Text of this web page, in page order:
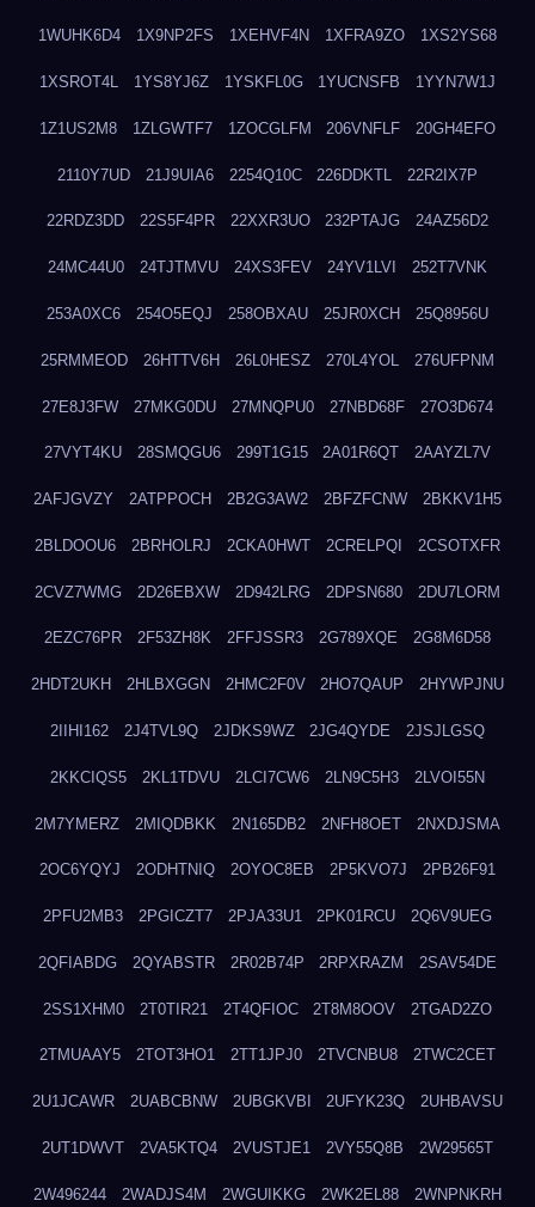
1WUHK6D4 1X9NP2FS 1XEHVF4N 1XFRA9ZO 1XS2YS68
1XSROT4L 1YS8YJ6Z 1YSKFL0G 1YUCNSFB 1YYN7W1J
1Z1US2M8 1ZLGWTF7 1ZOCGLFM 206VNFLF 20GH4EFO
2110Y7UD 21J9UIA6 2254Q10C 226DDKTL 22R2IX7P
22RDZ3DD 22S5F4PR 22XXR3UO 232PTAJG 24AZ56D2
24MC44U0 24TJTMVU 24XS3FEV 24YV1LVI 252T7VNK
253A0XC6 254O5EQJ 258OBXAU 25JR0XCH 25Q8956U
25RMMEOD 26HTTV6H 26L0HESZ 270L4YOL 276UFPNM
27E8J3FW 27MKG0DU 27MNQPU0 27NBD68F 27O3D674
27VYT4KU 28SMQGU6 299T1G15 2A01R6QT 2AAYZL7V
2AFJGVZY 2ATPPOCH 2B2G3AW2 2BFZFCNW 2BKKV1H5
2BLDOOU6 2BRHOLRJ 2CKA0HWT 2CRELPQI 2CSOTXFR
2CVZ7WMG 2D26EBXW 2D942LRG 2DPSN680 2DU7LORM
2EZC76PR 2F53ZH8K 2FFJSSR3 2G789XQE 2G8M6D58
2HDT2UKH 2HLBXGGN 2HMC2F0V 2HO7QAUP 2HYWPJNU
2IIHI162 2J4TVL9Q 2JDKS9WZ 2JG4QYDE 2JSJLGSQ
2KKCIQS5 2KL1TDVU 2LCI7CW6 2LN9C5H3 2LVOI55N
2M7YMERZ 2MIQDBKK 2N165DB2 2NFH8OET 2NXDJSMA
2OC6YQYJ 2ODHTNIQ 2OYOC8EB 2P5KVO7J 2PB26F91
2PFU2MB3 2PGICZT7 2PJA33U1 2PK01RCU 2Q6V9UEG
2QFIABDG 2QYABSTR 2R02B74P 2RPXRAZM 2SAV54DE
2SS1XHM0 2T0TIR21 2T4QFIOC 2T8M8OOV 2TGAD2ZO
2TMUAAY5 2TOT3HO1 2TT1JPJ0 2TVCNBU8 2TWC2CET
2U1JCAWR 2UABCBNW 2UBGKVBI 2UFYK23Q 2UHBAVSU
2UT1DWVT 2VA5KTQ4 2VUSTJE1 2VY55Q8B 2W29565T
2W496244 2WADJS4M 2WGUIKKG 2WK2EL88 2WNPNKRH